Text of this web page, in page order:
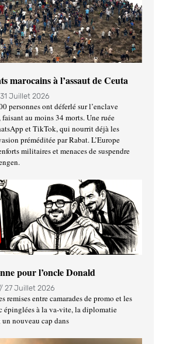
marocains à l’assaut de Ceuta
31 Juillet 2026
personnes ont déferlé sur l’enclave
au moins 34 morts. Une ruée
et TikTok, qui nourrit déjà les
préméditée par Rabat. L’Europe
militaires et menaces de suspendre
pour l’oncle Donald
27 Juillet 2026
remises entre camarades de promo et les
épinglées à la va-vite, la diplomatie
nouveau cap dans